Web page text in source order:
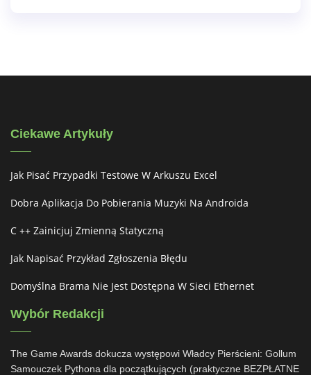
Ciekawe Artykuły
Jak Pisać Przypadki Testowe W Arkuszu Excel
Dobra Aplikacja Do Pobierania Muzyki Na Androida
C ++ Zainicjuj Zmienną Statyczną
Jak Napisać Przykład Zgłoszenia Błędu
Domyślna Brama Nie Jest Dostępna W Sieci Ethernet
Wybór Redakcji
The Game Awards dokucza występowi Władcy Pierścieni: Gollum
Samouczek Pythona dla początkujących (praktyczne BEZPŁATNE